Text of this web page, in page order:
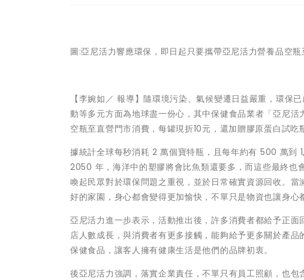
圖:亞尼活力響應環保，即日起只要攜帶亞尼活力營養品空
【李婉如／ 報導】隨環境污染、氣候變遷日益嚴重，環保
動等多元方面為地球盡一份心，其中保健食品業者「亞尼
空瓶至直營門市消費，每罐現折10元，還加贈膠原蛋白試
據統計全球每秒消耗 2 萬個寶特瓶，且每年約有 500 萬到
2050 年，海洋中的塑膠將會比魚類還要多，而這些最終也
喚起民眾對於環保問題之重視，並於日常確實資源回收。
好的家園，身心都會變得更加愉快，不單只是物資也讓身心
亞尼活力進一步表示，活動推出後，許多消費者都給予正
店人數成長，與消費者有更多接觸，能夠給予更多關於產
保健食品，讓客人擁有健康生活是他們的品牌初衷。
後亞尼活力強調，落實企業責任，不單只有員工照顧，也